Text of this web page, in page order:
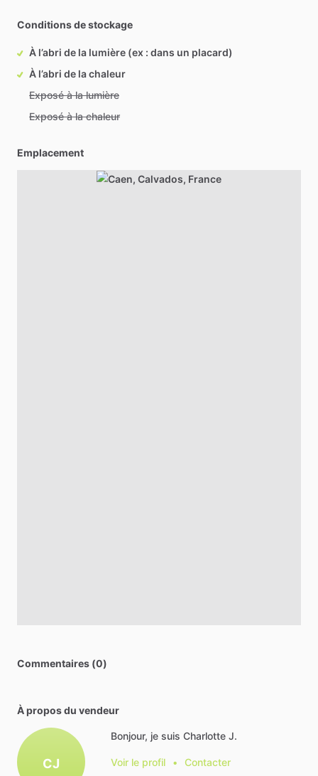
Conditions de stockage
À l’abri de la lumière (ex : dans un placard)
À l’abri de la chaleur
Exposé à la lumière
Exposé à la chaleur
Emplacement
Commentaires (0)
À propos du vendeur
CJ
Bonjour, je suis Charlotte J.
Voir le profil • Contacter